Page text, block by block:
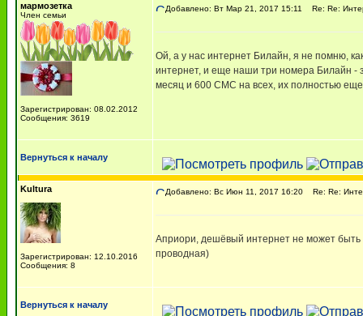
мармозетка
Член семьи
Зарегистрирован: 08.02.2012
Сообщения: 3619
Добавлено: Вт Мар 21, 2017 15:11 Re: Re:
Ой, а у нас интернет Билайн, я не помню,
интернет, и еще наши три номера Билайн -
месяц и 600 СМС на всех, их полностью
Вернуться к началу
Kultura
Зарегистрирован: 12.10.2016
Сообщения: 8
Добавлено: Вс Июн 11, 2017 16:20 Re: Re:
Априори, дешёвый интернет не может быть
проводная)
Вернуться к началу